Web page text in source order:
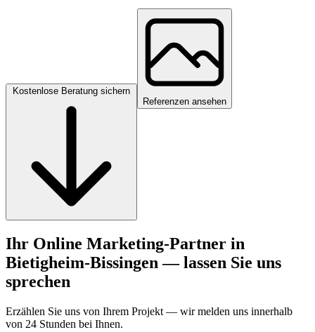
Referenzen ansehen
Ihr Online Marketing-Partner in
Bietigheim-Bissingen — lassen Sie uns
sprechen
Erzählen Sie uns von Ihrem Projekt — wir melden uns innerhalb
von 24 Stunden bei Ihnen.